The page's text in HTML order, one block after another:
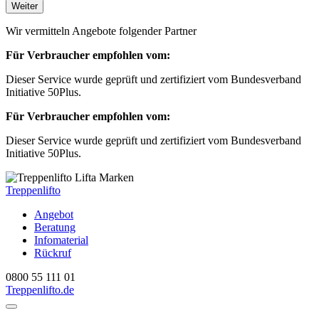
Weiter
Wir vermitteln Angebote folgender Partner
Für Verbraucher empfohlen vom:
Dieser Service wurde geprüft und zertifiziert vom Bundesverband
Initiative 50Plus.
Für Verbraucher empfohlen vom:
Dieser Service wurde geprüft und zertifiziert vom Bundesverband
Initiative 50Plus.
Treppenlifto
Angebot
Beratung
Infomaterial
Rückruf
0800 55 111 01
Treppenlifto.de